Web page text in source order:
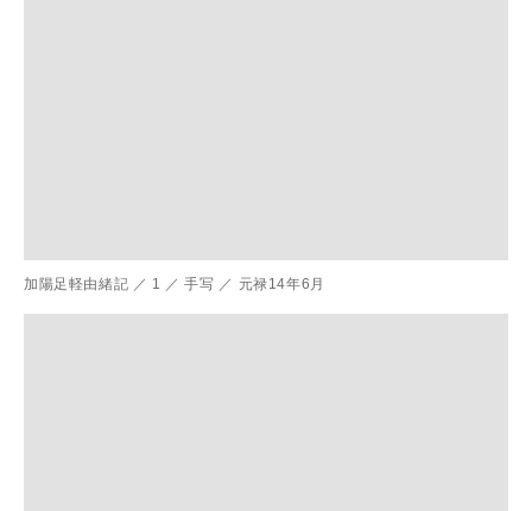
加陽足軽由緒記 ／ 1 ／ 手写 ／ 元禄14年6月